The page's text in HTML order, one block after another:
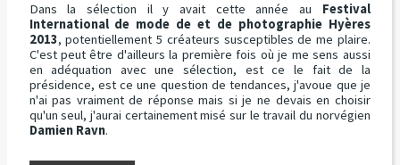
Dans la sélection il y avait cette année au Festival
International de mode de et de photographie Hyères
2013, potentiellement 5 créateurs susceptibles de me plaire.
C'est peut être d'ailleurs la première fois où je me sens aussi
en adéquation avec une sélection, est ce le fait de la
présidence, est ce une question de tendances, j'avoue que je
n'ai pas vraiment de réponse mais si je ne devais en choisir
qu'un seul, j'aurai certainement misé sur le travail du norvégien
Damien Ravn.